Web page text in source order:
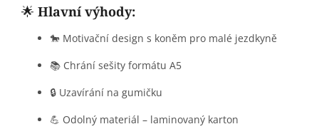
🌟 Hlavní výhody:
🐎 Motivační design s koněm pro malé jezdkyně
📚 Chrání sešity formátu A5
🔒 Uzavírání na gumičku
💪 Odolný materiál – laminovaný karton